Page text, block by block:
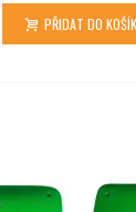
PŘIDAT DO